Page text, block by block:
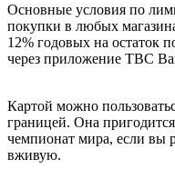
Основные условия по
покупки в любых
12% годовых на остаток
через приложение TBC
Картой можно
границей. Она
чемпионат мира, если вы
вживую.